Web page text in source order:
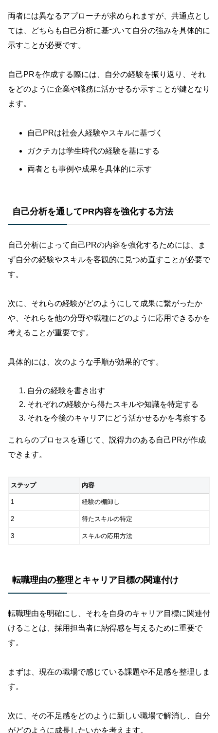
両者には異なるアプローチが求められますが、共通点とし
ては、どちらも自己分析に基づいて自分の強みを具体的に
示すことが必要です。
自己PRを作成する際には、自分の経験を振り返り、それ
をどのように企業や職務に活かせるか示すことが鍵となり
ます。
自己PRは社会人経験やスキルに基づく
ガクチカは学生時代の経験を基にする
両者とも事例や成果を具体的に示す
自己分析を通してPR内容を強化する方法
自己分析によって自己PRの内容を強化するためには、ま
ず自分の経験やスキルを客観的に見つめ直すことが必要で
す。
次に、それらの経験がどのようにして成果に繋がったか
や、それらを他の分野や職種にどのように応用できるかを
考えることが重要です。
具体的には、次のような手順が効果的です。
自分の経験を書き出す
それぞれの経験から得たスキルや知識を特定する
それを今後のキャリアにどう活かせるかを考察する
これらのプロセスを通じて、説得力のある自己PRが作成
できます。
ステップ 内容
1 経験の棚卸し
2 得たスキルの特定
3 スキルの応用方法
転職理由の整理とキャリア目標の関連付け
転職理由を明確にし、それを自身のキャリア目標に関連付
けることは、採用担当者に納得感を与えるために重要で
す。
まずは、現在の職場で感じている課題や不足感を整理しま
す。
次に、その不足感をどのように新しい職場で解消し、自分
がどのように成長したいかを考えます。